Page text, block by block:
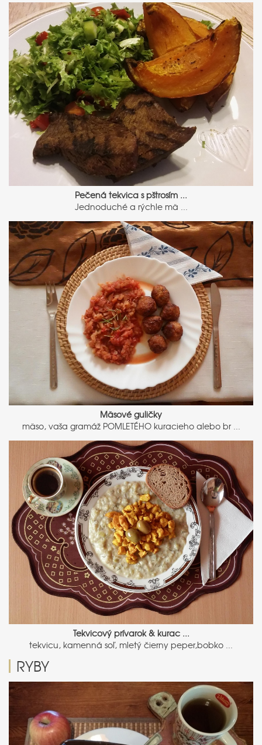
Pečená tekvica s pštrosím ...
Jednoduché a rýchle mä ...
Mäsové guličky
mäso, vaša gramáž POMLETÉHO kuracieho alebo br ...
Tekvicový prívarok & kurac ...
tekvicu, kamenná soľ, mletý čierny peper,bobko ...
RYBY